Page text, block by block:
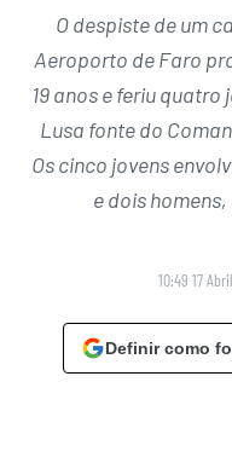
O despiste de um
Aeroporto de Faro
19 anos e feriu
Lusa fonte do
Os cinco jovens
e dois
10:49 17
Definir como